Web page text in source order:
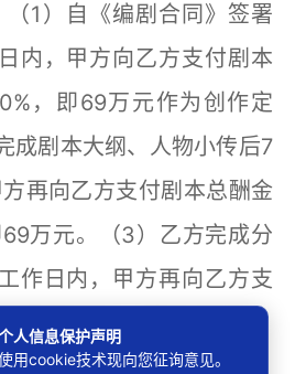
1）自《编剧合同》签署
内，甲方向乙方支付剧本
，即69万元作为创作定
成剧本大纲、人物小传后7
再向乙方支付剧本总酬金
万元。（3）乙方完成分
作日内，甲方再向乙方支
额的10%，即69万元。
5集剧本初稿（共6次）
人信息保护声明
用cookie技术现向您征询意见。